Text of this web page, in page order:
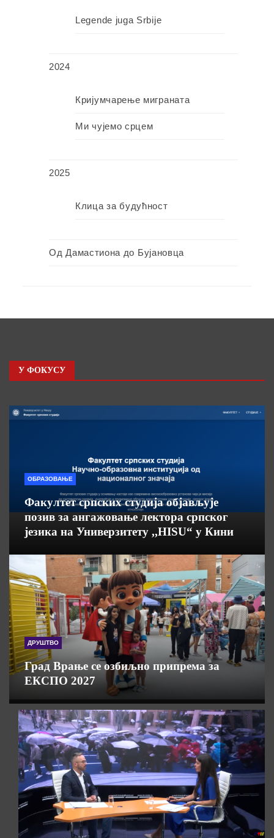
Legende juga Srbije
2024
Кријумчарење миграната
Ми чујемо срцем
2025
Клица за будућност
Од Дамастиона до Бујановца
У ФОКУСУ
ОБРАЗОВАЊЕ
Факултет српских студија објављује
позив за ангажовање лектора српског
језика на Универзитету ,,HISU“ у Кини
ДРУШТВО
Град Врање се озбиљно припрема за
ЕКСПО 2027